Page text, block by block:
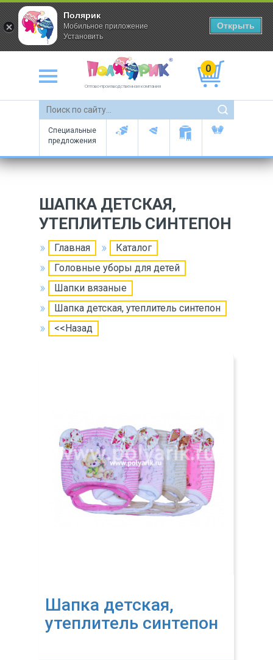
Оптово-производственная компания
0
Специальные
предложения
ШАПКА ДЕТСКАЯ,
УТЕПЛИТЕЛЬ СИНТЕПОН
Главная
Каталог
Головные уборы для детей
Шапки вязаные
Шапка детская, утеплитель синтепон
<<Назад
Шапка детская,
утеплитель синтепон
Полярик
Мобильное приложение
Установить
Открыть